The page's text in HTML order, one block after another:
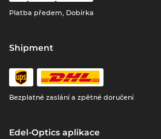
Platba předem, Dobírka
Shipment
Bezplatné zaslání a zpětné doručení
Edel-Optics aplikace